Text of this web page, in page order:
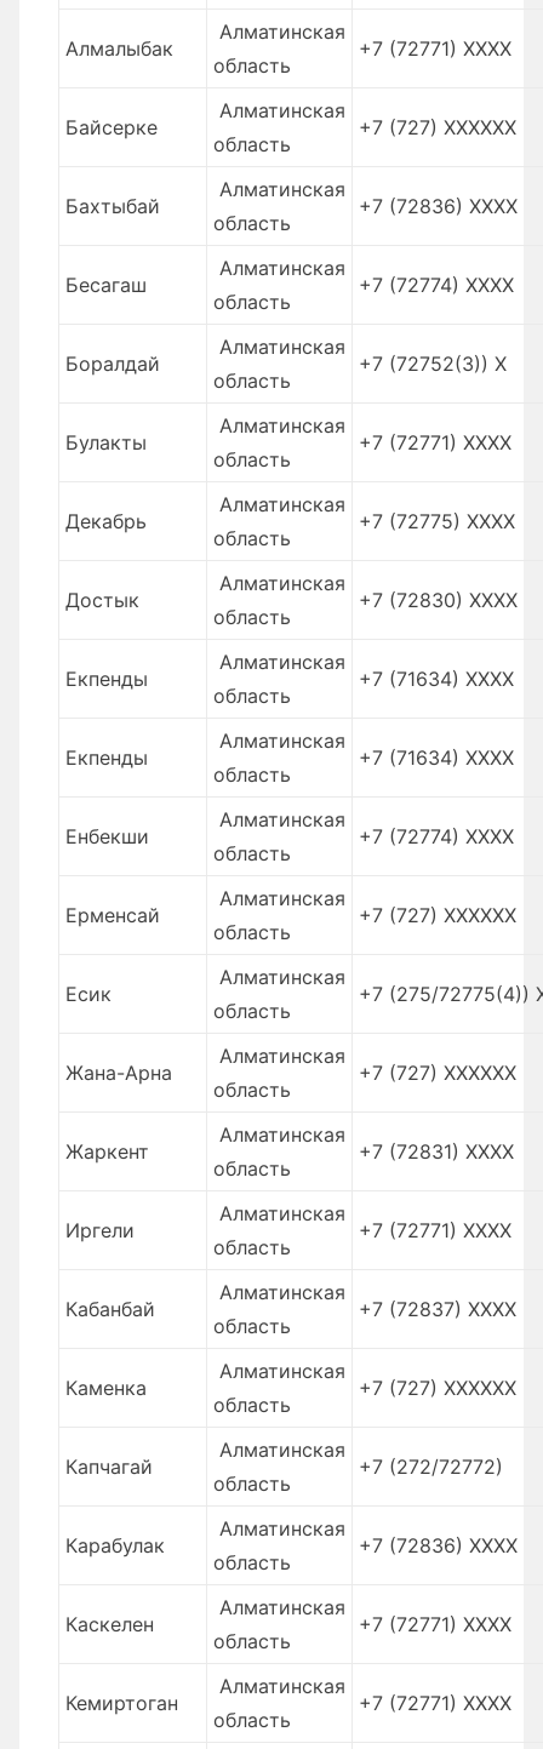
Алмалыбак
Алматинская
область
+7 (72771) XXXX
Байсерке
Алматинская
область
+7 (727) XXXXXX
Бахтыбай
Алматинская
область
+7 (72836) XXXX
Бесагаш
Алматинская
область
+7 (72774) XXXX
Боралдай
Алматинская
область
+7 (72752(3)) X
Булакты
Алматинская
область
+7 (72771) XXXX
Декабрь
Алматинская
область
+7 (72775) XXXX
Достык
Алматинская
область
+7 (72830) XXXX
Екпенды
Алматинская
область
+7 (71634) XXXX
Екпенды
Алматинская
область
+7 (71634) XXXX
Енбекши
Алматинская
область
+7 (72774) XXXX
Ерменсай
Алматинская
область
+7 (727) XXXXXX
Есик
Алматинская
область
+7 (275/72775(4))
Жана-Арна
Алматинская
область
+7 (727) XXXXXX
Жаркент
Алматинская
область
+7 (72831) XXXX
Иргели
Алматинская
область
+7 (72771) XXXX
Кабанбай
Алматинская
область
+7 (72837) XXXX
Каменка
Алматинская
область
+7 (727) XXXXXX
Капчагай
Алматинская
область
+7 (272/72772)
Карабулак
Алматинская
область
+7 (72836) XXXX
Каскелен
Алматинская
область
+7 (72771) XXXX
Кемиртоган
Алматинская
область
+7 (72771) XXXX